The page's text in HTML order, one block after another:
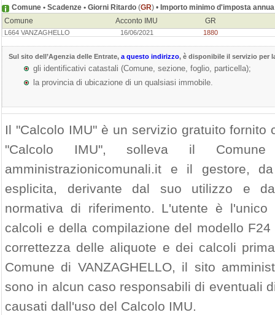
Comune • Scadenze • Giorni Ritardo (GR) • Importo minimo d'imposta annua
Comune
Acconto IMU GR
L664 VANZAGHELLO 16/06/2021 1880
Sul sito dell’Agenzia delle Entrate, a questo indirizzo, è disponibile il servizio per
gli identificativi catastali (Comune, sezione, foglio, particella);
la provincia di ubicazione di un qualsiasi immobile.
Il "Calcolo IMU" è un servizio gratuito
"Calcolo IMU", solleva il
amministrazionicomunali.it e il gestore,
esplicita, derivante dal suo utilizzo e
normativa di riferimento. L'utente è
calcoli e della compilazione del modello
correttezza delle aliquote e dei calcoli
Comune di VANZAGHELLO, il sito
sono in alcun caso responsabili di eventuali
causati dall'uso del Calcolo IMU.